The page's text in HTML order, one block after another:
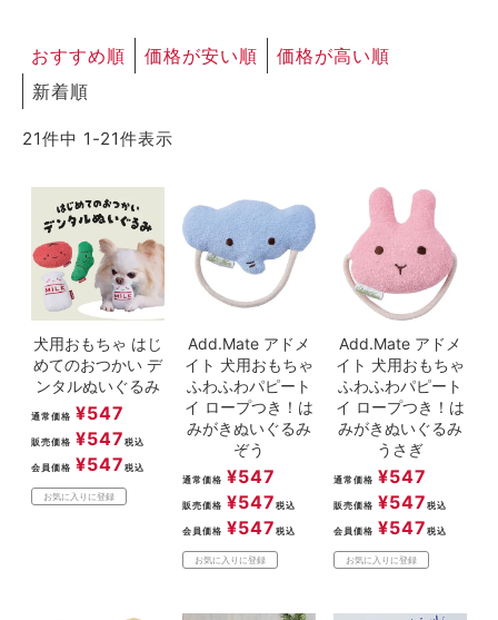
目的別に探す
SNS
ご利用案内
ACCOUNT MENU
ようこそ ゲスト 様
ログイン person 新規会員登録
おすすめ順 価格が安い順
価格が高い順
新着順
21件中 1 -21件表示
犬用おもちゃ はじ
めてのおつかい デ
ンタルぬいぐるみ
通常価格 ¥547
販売価格 ¥547 税込
会員価格 ¥547 税込
お気に入りに登録
Add.Mate アドメ
イト 犬用おもちゃ
ふわふわパピート
イ ロープつき！は
みがきぬいぐるみ
ぞう
通常価格 ¥547
販売価格 ¥547 税込
会員価格 ¥547 税込
お気に入りに登録
Add.Mate アドメ
イト 犬用おもちゃ
ふわふわパピート
イ ロープつき！は
みがきぬいぐるみ
うさぎ
通常価格 ¥547
販売価格 ¥547 税込
会員価格 ¥547 税込
お気に入りに登録